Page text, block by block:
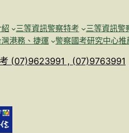
三等資訊警察特考 三等資訊警
灣港務、捷運 警察國考研究中心推
(07)9623991 , (07)9763991